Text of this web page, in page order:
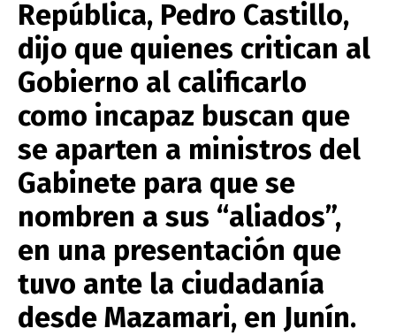
República, Pedro Castillo,
dijo que quienes critican al
Gobierno al calificarlo
como incapaz buscan que
se aparten a ministros del
Gabinete para que se
nombren a sus “aliados”,
en una presentación que
tuvo ante la ciudadanía
desde Mazamari, en Junín.